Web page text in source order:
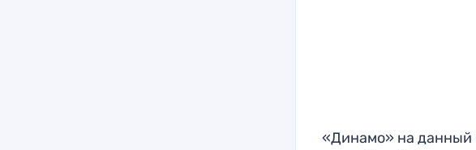
«Динамо» на данный